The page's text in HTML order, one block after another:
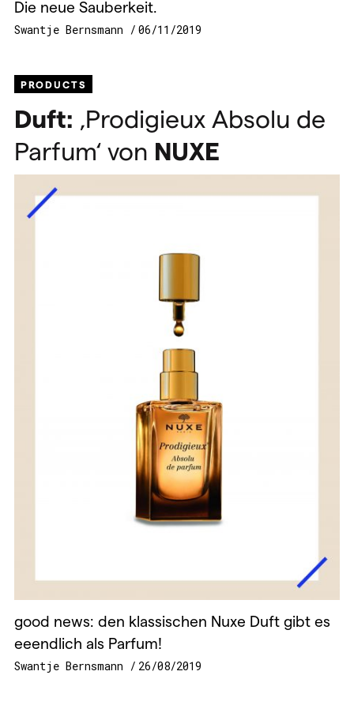
Die neue Sauberkeit.
Swantje Bernsmann 06/11/2019
PRODUCTS
Duft: ‚Prodigieux Absolu de
Parfum‘ von NUXE
good news: den klassischen Nuxe Duft gibt es
eeendlich als Parfum!
Swantje Bernsmann 26/08/2019